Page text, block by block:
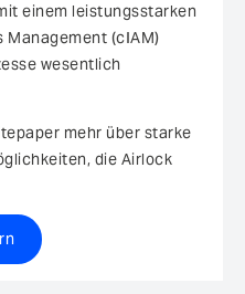
einem leistungsstarken
(cIAM)
wesentlich
mehr über starke
die Airlock